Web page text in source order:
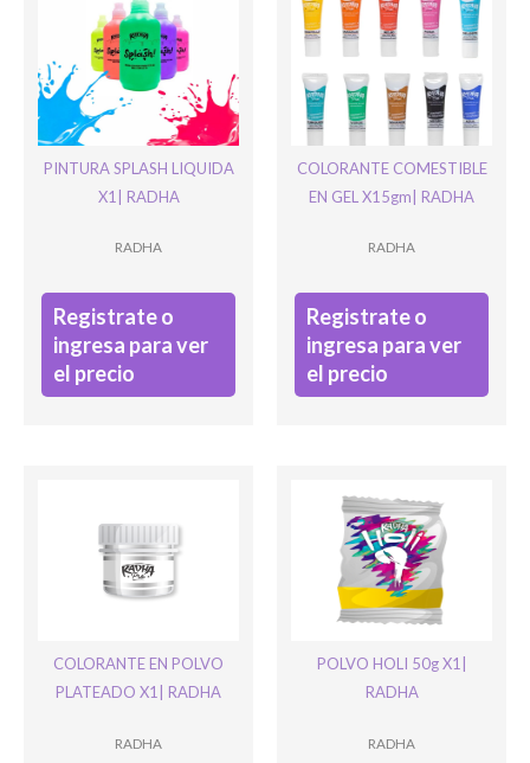
PINTURA SPLASH LIQUIDA
X1| RADHA
RADHA
Registrate o
ingresa para ver
el precio
COLORANTE COMESTIBLE
EN GEL X15gm| RADHA
RADHA
Registrate o
ingresa para ver
el precio
COLORANTE EN POLVO
PLATEADO X1| RADHA
RADHA
POLVO HOLI 50g X1|
RADHA
RADHA